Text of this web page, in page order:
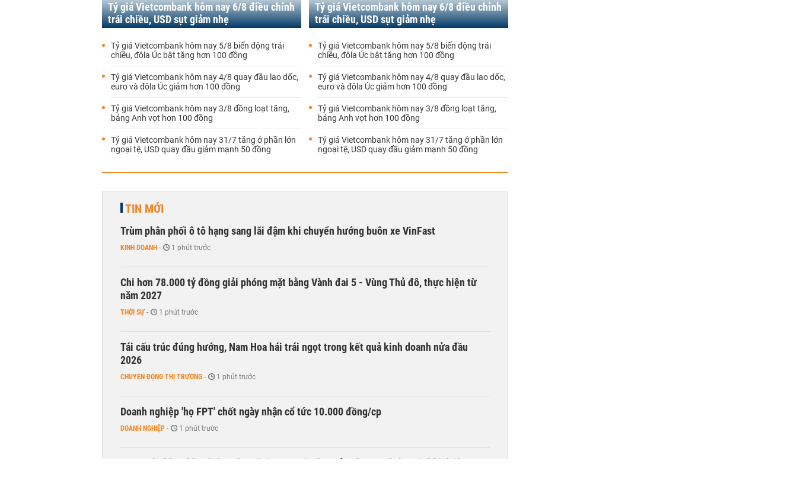
Tỷ giá Vietcombank hôm nay 6/8 điều chỉnh
trái chiều, USD sụt giảm nhẹ
Tỷ giá Vietcombank hôm nay 5/8 biến động trái
chiều, đôla Úc bật tăng hơn 100 đồng
Tỷ giá Vietcombank hôm nay 4/8 quay đầu lao dốc,
euro và đôla Úc giảm hơn 100 đồng
Tỷ giá Vietcombank hôm nay 3/8 đồng loạt tăng,
bảng Anh vọt hơn 100 đồng
Tỷ giá Vietcombank hôm nay 31/7 tăng ở phần lớn
ngoại tệ, USD quay đầu giảm mạnh 50 đồng
Tỷ giá Vietcombank hôm nay 6/8 điều chỉnh
trái chiều, USD sụt giảm nhẹ
Tỷ giá Vietcombank hôm nay 5/8 biến động trái
chiều, đôla Úc bật tăng hơn 100 đồng
Tỷ giá Vietcombank hôm nay 4/8 quay đầu lao dốc,
euro và đôla Úc giảm hơn 100 đồng
Tỷ giá Vietcombank hôm nay 3/8 đồng loạt tăng,
bảng Anh vọt hơn 100 đồng
Tỷ giá Vietcombank hôm nay 31/7 tăng ở phần lớn
ngoại tệ, USD quay đầu giảm mạnh 50 đồng
TIN MỚI
Trùm phân phối ô tô hạng sang lãi đậm khi chuyển hướng buôn xe VinFast
KINH DOANH - 1 phút trước
Chi hơn 78.000 tỷ đồng giải phóng mặt bằng Vành đai 5 - Vùng Thủ đô, thực hiện từ
năm 2027
THỜI SỰ - 1 phút trước
Tái cấu trúc đúng hướng, Nam Hoa hái trái ngọt trong kết quả kinh doanh nửa đầu
2026
CHUYỂN ĐỘNG THỊ TRƯỜNG - 1 phút trước
Doanh nghiệp 'họ FPT' chốt ngày nhận cổ tức 10.000 đồng/cp
DOANH NGHIỆP - 1 phút trước
CEO ngân hàng lớn nhất nước Mỹ: ‘Nợ margin đang ở mức cao nhất mọi thời đại’